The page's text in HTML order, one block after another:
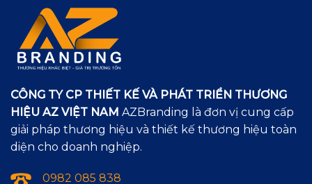
CÔNG TY CP THIẾT KẾ VÀ PHÁT TRIỂN THƯƠNG
HIỆU AZ VIỆT NAM AZBranding là đơn vị cung cấp
giải pháp thương hiệu và thiết kế thương hiệu toàn
diện cho doanh nghiệp.
0982 085 838